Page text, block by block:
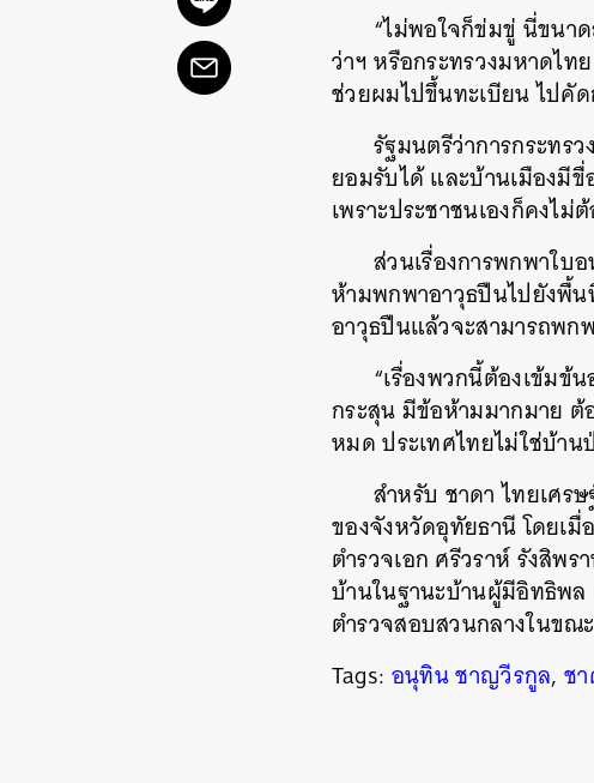
“ไม่พอใจก็ข่มขู่ นี่ขนา
ว่าฯ หรือกระทรวงมหาดไท
ช่วยผมไปขึ้นทะเบียน ไปคั
รัฐมนตรีว่าการกระทร
ยอมรับได้ และบ้านเมืองมี
เพราะประชาชนเองก็คงไ
ส่วนเรื่องการพกพาใบ
ห้ามพกพาอาวุธปืนไปยังพื้
อาวุธปืนแล้วจะสามารถพก
“เรื่องพวกนี้ต้องเข้ม
กระสุน มีข้อห้ามมากมาย
หมด ประเทศไทยไม่ใช่บ้า
สำหรับ ชาดา ไทยเศร
ของจังหวัดอุทัยธานี โดยเ
ตำรวจเอก ศรีวราห์ รังสิพ
บ้านในฐานะบ้านผู้มีอิทธิพ
ตำรวจสอบสวนกลางในข
Tags: อนุทิน ชาญวีรกูล,ช
ค้นหา